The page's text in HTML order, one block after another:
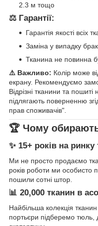
2.3 м тощо
⚖️ Гарантії:
Гарантія якості всіх
Заміна у випадку
Тканина не повинна
⚠️ Важливо: Колір може
екрану. Рекомендуємо
Відрізні тканини та
підлягають поверненню
прав споживачів".
🏆 Чому
✨ 15+ років на
Ми не просто продаємо
років роботи ми особисто
пошили сотні штор.
📊 20,000 тканин в
Найбільша колекція
портьєри підберемо